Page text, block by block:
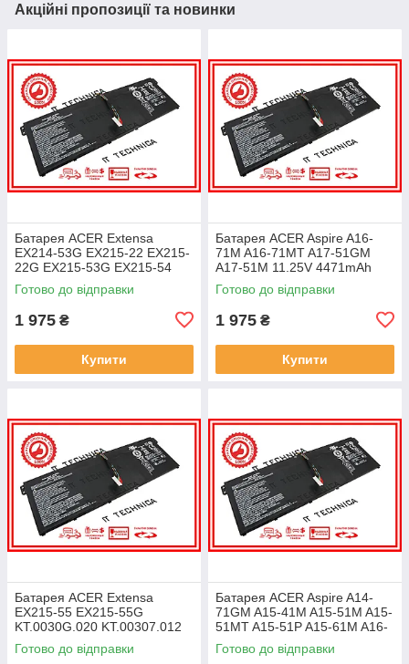
Акційні пропозиції та новинки
Батарея ACER Extensa
EX214-53G EX215-22 EX215-
22G EX215-53G EX215-54
EX215-54G 11.25V 4471mAh
ОРИГІНАЛ
Готово до відправки
1 975 ₴
Купити
Батарея ACER Aspire A16-
71M A16-71MT A17-51GM
A17-51M 11.25V 4471mAh
ОРИГІНАЛ
Готово до відправки
1 975 ₴
Купити
Батарея ACER Extensa
EX215-55 EX215-55G
KT.0030G.020 KT.00307.012
11.25V 4471mAh ОРИГІНАЛ
Готово до відправки
Батарея ACER Aspire A14-
71GM A15-41M A15-51M A15-
51MT A15-51P A15-61M A16-
51GM 11.25V 4471mAh
ОРИГІНАЛ
Готово до відправки